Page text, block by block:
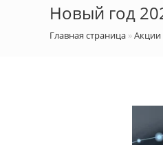
Новый год
Главная страница »Акции